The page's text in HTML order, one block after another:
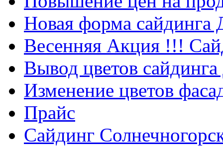
Новая форма
Весенняя Акция !!!
Вывод цветов
Изменение цветов
Прайс
Сайдинг